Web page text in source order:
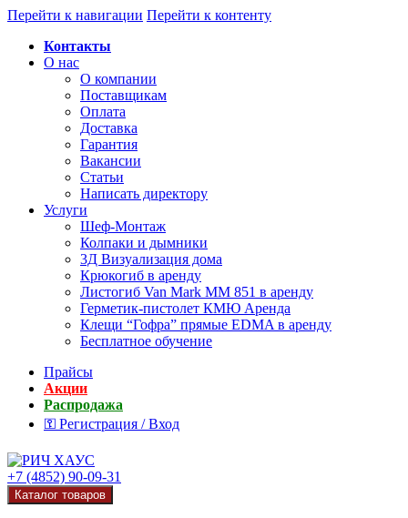
Перейти к навигации Перейти к контенту
Контакты
О нас
О компании
Поставщикам
Оплата
Доставка
Гарантия
Вакансии
Статьи
Написать директору
Услуги
Шеф-Монтаж
Колпаки и дымники
3Д Визуализация дома
Крюкогиб в аренду
Листогиб Van Mark MM 851 в аренду
Герметик-пистолет КМЮ Аренда
Клещи “Гофра” прямые EDMA в аренду
Бесплатное обучение
Прайсы
Акции
Распродажа
⚿ Регистрация / Вход
+7 (4852) 90-09-31
Каталог товаров